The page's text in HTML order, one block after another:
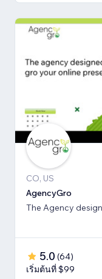
CO, US
AgencyGro
The Agency
5.0 (64)
เริ่มต้นที่ $99